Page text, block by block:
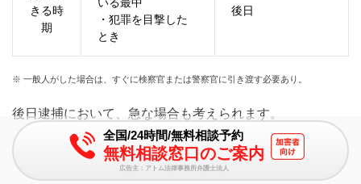
きる時
期
・犯罪を目撃した
とき
後日
※ 一般人がした場合は、すぐに検察官または警察官に引き渡す必要あり。
後日逮捕において、急な場合も考えられます。
その場合、警察官が本人に対して、
全国/24時間/無料相談予約
無料相談窓口のご案内
広告主：アトム法律事務所弁護士法人